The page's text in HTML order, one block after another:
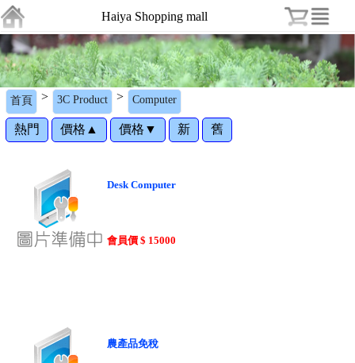
Haiya Shopping mall
首頁 > 3C Product > Computer
熱門 價格▲ 價格▼ 新 舊
Desk Computer
會員價 $ 15000
農產品免稅